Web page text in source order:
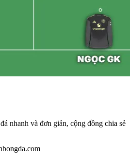
nhanh và đơn giản, cộng đồng chia sẻ